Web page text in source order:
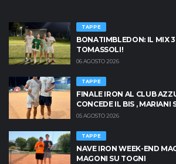
TAPPE
BONATIMBLEDON: IL MIX
TOMASSOLI!
06 AGOSTO 2026
TAPPE
FINALE IRON AL CLUB
CONCEDE IL BIS , MARIANI
05 AGOSTO 2026
TAPPE
NAVE IRON WEEK-END
MAGONI SU TOGNI